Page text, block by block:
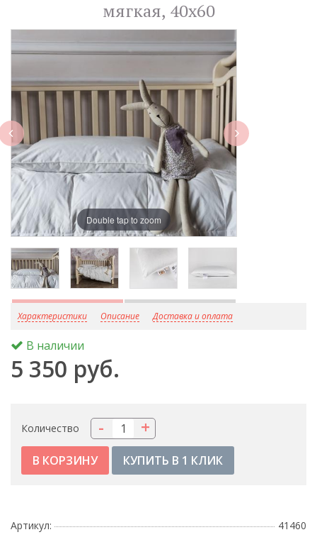
мягкая, 40х60
Double tap to zoom
next
Характеристики Описание Доставка и оплата
В наличии
5 350 руб.
Количество +
-
КУПИТЬ В 1 КЛИК
Артикул: 41460